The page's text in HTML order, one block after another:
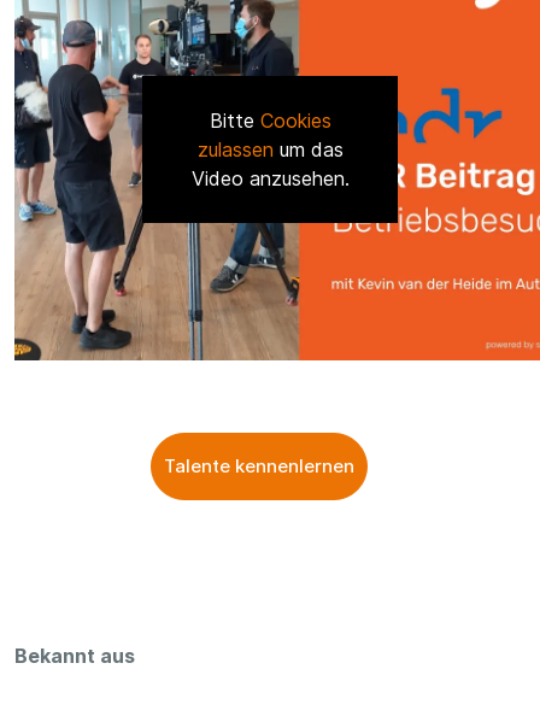
Bitte Cookies
zulassen um das
Video anzusehen.
Talente kennenlernen
Bekannt aus